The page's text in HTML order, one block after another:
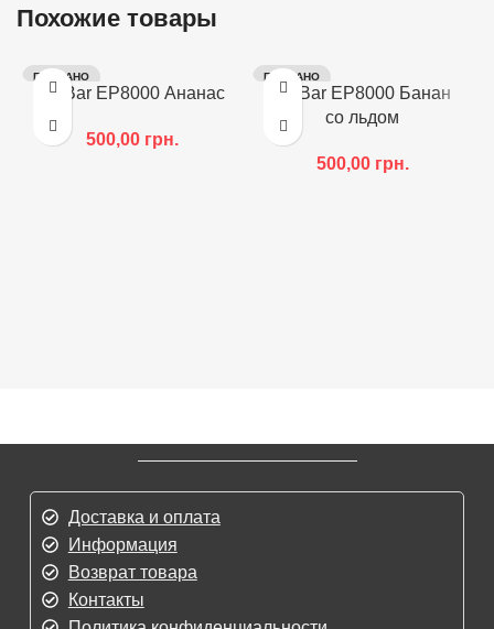
Похожие товары
ПРОДАНО
Elf Bar EP8000 Ананас
500,00 грн.
ПРОДАНО
Elf Bar EP8000 Банан
со льдом
500,00 грн.
Доставка и оплата
Информация
Возврат товара
Контакты